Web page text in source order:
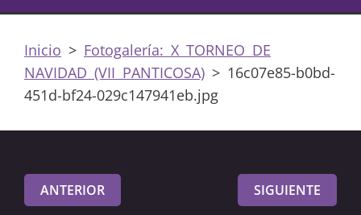
Inicio > Fotogalería: X TORNEO DE
NAVIDAD (VII PANTICOSA) > 16c07e85-b0bd-
451d-bf24-029c147941eb.jpg
ANTERIOR SIGUIENTE